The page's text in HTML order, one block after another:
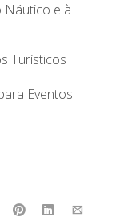
Náutico e à
Turísticos
Eventos